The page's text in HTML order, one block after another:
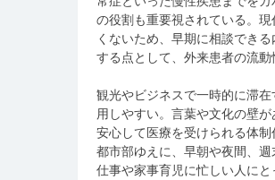
の役割も重要視されている。
くないため、早期に相談でき
する点として、外来患者の流動
観光やビジネスで一時的に滞
用しやすい。言葉や文化の壁
安心して医療を受けられる体
都市部ゆえに、早朝や夜間、
仕事や家事育児に忙しい人に